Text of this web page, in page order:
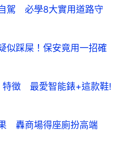
駕 必學8大實用道路守
似踩屎！保安竟用一招確
特徵 最愛智能錶+這款鞋!
轟商場得座廁扮高端